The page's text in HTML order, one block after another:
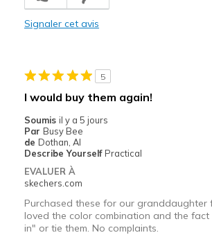
Comfortable
Feels true to size
View On Shoes
Signaler cet avis
5
I would buy them again!
Soumis il y a 5 jours
Par Busy Bee
de Dothan, Al
Describe Yourself Practical
EVALUER À
skechers.com
Purchased these for our granddaughter
loved the color combination and the
in" or tie them. No complaints.